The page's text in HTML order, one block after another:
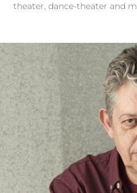
theater, dance-theater and